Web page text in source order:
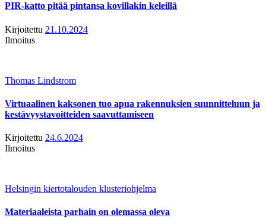
PIR-katto pitää pintansa kovillakin keleillä
Kirjoitettu 21.10.2024
Ilmoitus
Thomas Lindstrom
Virtuaalinen kaksonen tuo apua rakennuksien suunnitteluun ja
kestävyystavoitteiden saavuttamiseen
Kirjoitettu 24.6.2024
Ilmoitus
Helsingin kiertotalouden klusteriohjelma
Materiaaleista parhain on olemassa oleva